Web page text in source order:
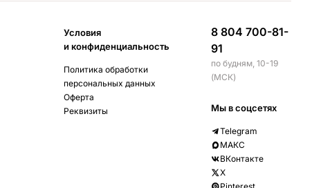
Условия
и конфиденциальность
Политика обработки
персональных данных
Оферта
Реквизиты
8 804 700-81-
91
по будням, 10-19
(МСК)
Мы в соцсетях
Telegram
МАКС
ВКонтакте
X